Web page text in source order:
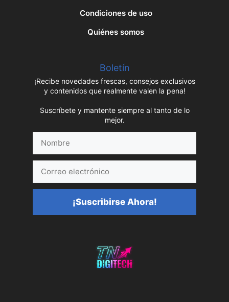
Condiciones de uso
Quiénes somos
Boletín
¡Recibe novedades frescas, consejos exclusivos
y contenidos que realmente valen la pena!
Suscríbete y mantente siempre al tanto de lo
mejor.
electrónico
¡Suscribirse Ahora!